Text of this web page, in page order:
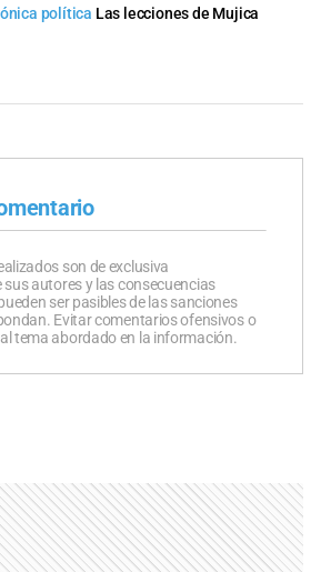
política Las lecciones de Mujica
son de exclusiva
autores y las consecuencias
ser pasibles de las sanciones
Evitar comentarios ofensivos o
tema abordado en la información.